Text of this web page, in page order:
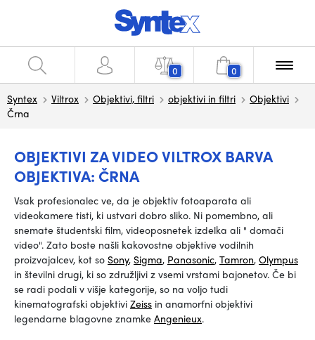
0 0
Syntex Viltrox Objektivi, filtri objektivi in filtri
Objektivi
Črna
OBJEKTIVI ZA VIDEO VILTROX BARVA
OBJEKTIVA: ČRNA
Vsak profesionalec ve, da je objektiv fotoaparata ali
videokamere tisti, ki ustvari dobro sliko. Ni pomembno, ali
snemate študentski film, videoposnetek izdelka ali " domači
video". Zato boste našli kakovostne objektive vodilnih
proizvajalcev, kot so Sony, Sigma, Panasonic, Tamron, Olympus
in številni drugi, ki so združljivi z vsemi vrstami bajonetov. Če bi
se radi podali v višje kategorije, so na voljo tudi
kinematografski objektivi Zeiss in anamorfni objektivi
legendarne blagovne znamke Angenieux.